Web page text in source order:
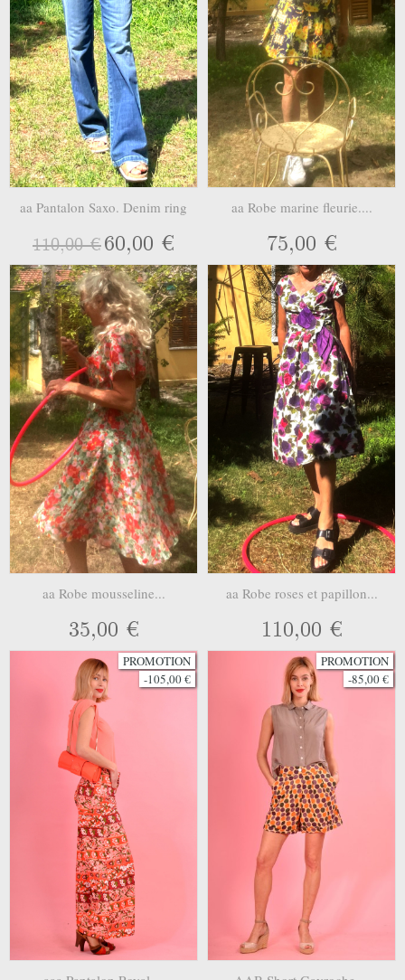
aa Pantalon Saxo. Denim ring
110,00 €60,00 €
aa Robe marine fleurie....
75,00 €
aa Robe mousseline...
35,00 €
aa Robe roses et papillon...
110,00 €
PROMOTION
-105,00 €
PROMOTION
-85,00 €